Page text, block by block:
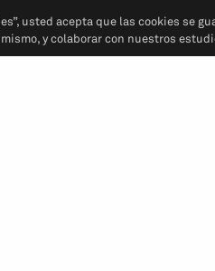
usted acepta que las cookies se
y colaborar con nuestros